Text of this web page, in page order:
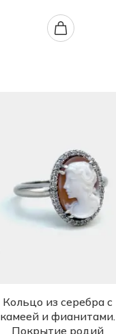
Кольцо из серебра с
камеей и фианитами.
Покрытие родий